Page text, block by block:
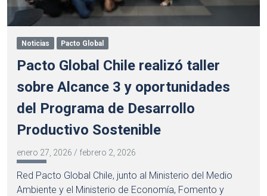
Noticias Pacto Global
Pacto Global Chile realizó taller
sobre Alcance 3 y oportunidades
del Programa de Desarrollo
Productivo Sostenible
enero 27, 2026 / febrero 2, 2026
Red Pacto Global Chile, junto al Ministerio del Medio
Ambiente y el Ministerio de Economía, Fomento y